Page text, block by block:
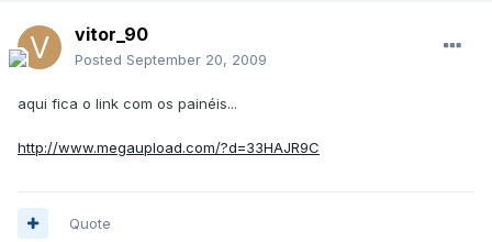
vitor_90
Posted September 20, 2009
aqui fica o link com os painéis...
http://www.megaupload.com/?d=33HAJR9C
Quote